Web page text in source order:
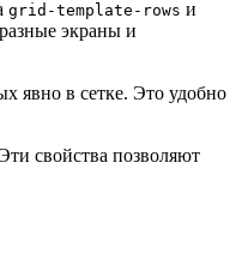
grid-template-rows и
экраны и
явно в сетке. Это удобно
свойства позволяют